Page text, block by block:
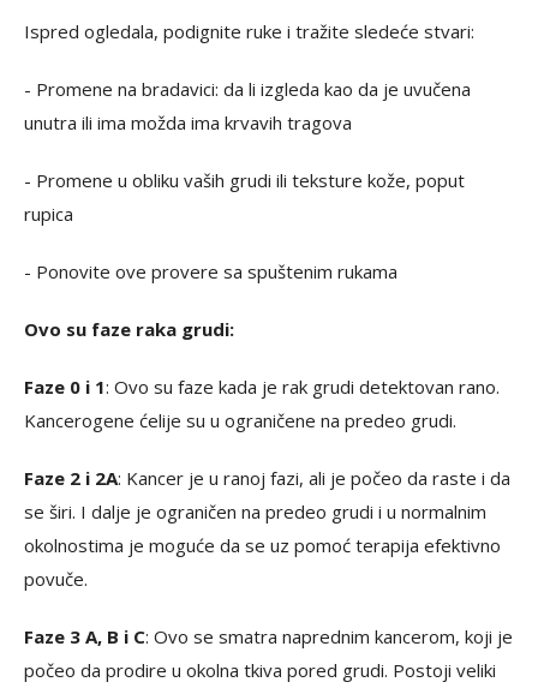
Ispred ogledala, podignite ruke i tražite sledeće stvari:
- Promene na bradavici: da li izgleda kao da je uvučena
unutra ili ima možda ima krvavih tragova
- Promene u obliku vaših grudi ili teksture kože, poput
rupica
- Ponovite ove provere sa spuštenim rukama
Ovo su faze raka grudi:
Faze 0 i 1: Ovo su faze kada je rak grudi detektovan rano.
Kancerogene ćelije su u ograničene na predeo grudi.
Faze 2 i 2A: Kancer je u ranoj fazi, ali je počeo da raste i da
se širi. I dalje je ograničen na predeo grudi i u normalnim
okolnostima je moguće da se uz pomoć terapija efektivno
povuče.
Faze 3 A, B i C: Ovo se smatra naprednim kancerom, koji je
počeo da prodire u okolna tkiva pored grudi. Postoji veliki